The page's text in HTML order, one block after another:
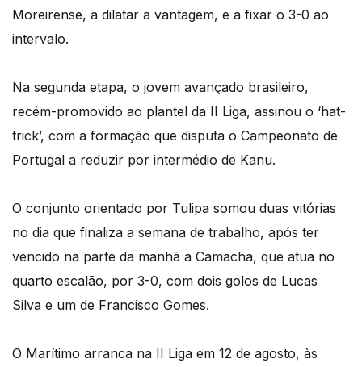
Moreirense, a dilatar a vantagem, e a fixar o 3-0 ao
intervalo.
Na segunda etapa, o jovem avançado brasileiro,
recém-promovido ao plantel da II Liga, assinou o ‘hat-
trick’, com a formação que disputa o Campeonato de
Portugal a reduzir por intermédio de Kanu.
O conjunto orientado por Tulipa somou duas vitórias
no dia que finaliza a semana de trabalho, após ter
vencido na parte da manhã a Camacha, que atua no
quarto escalão, por 3-0, com dois golos de Lucas
Silva e um de Francisco Gomes.
O Marítimo arranca na II Liga em 12 de agosto, às